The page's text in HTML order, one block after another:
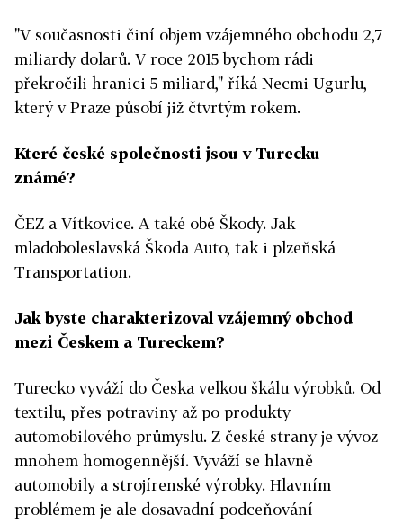
"V současnosti činí objem vzájemného obchodu 2,7
miliardy dolarů. V roce 2015 bychom rádi
překročili hranici 5 miliard," říká Necmi Ugurlu,
který v Praze působí již čtvrtým rokem.
Které české společnosti jsou v Turecku
známé?
ČEZ a Vítkovice. A také obě Škody. Jak
mladoboleslavská Škoda Auto, tak i plzeňská
Transportation.
Jak byste charakterizoval vzájemný obchod
mezi Českem a Tureckem?
Turecko vyváží do Česka velkou škálu výrobků. Od
textilu, přes potraviny až po produkty
automobilového průmyslu. Z české strany je vývoz
mnohem homogennější. Vyváží se hlavně
automobily a strojírenské výrobky. Hlavním
problémem je ale dosavadní podceňování